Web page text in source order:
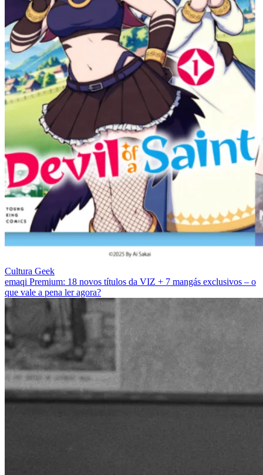
Cultura Geek
emaqi Premium: 18 novos títulos da VIZ + 7 mangás exclusivos – o
que vale a pena ler agora?